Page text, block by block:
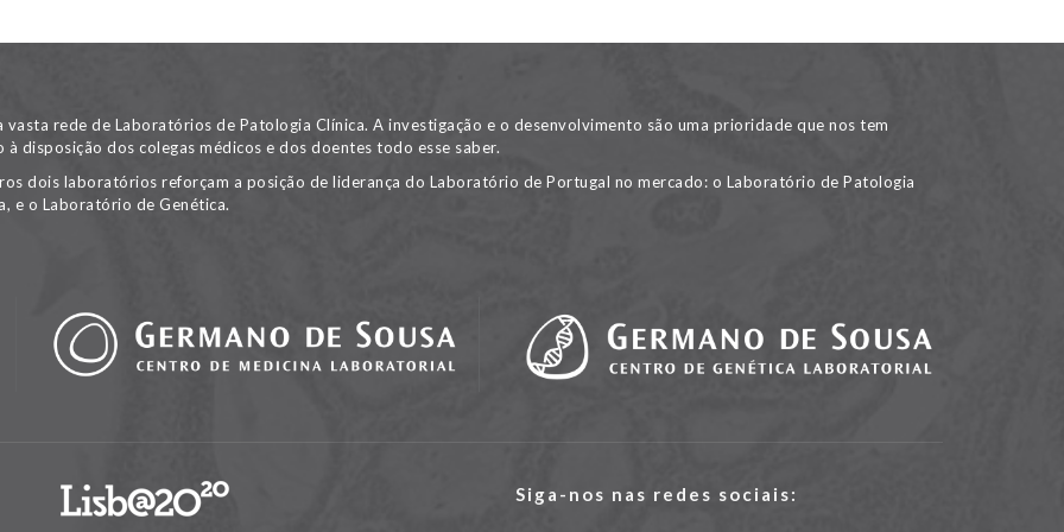
vasta rede de Laboratórios de Patologia Clínica. A investigação e o desenvolvimento são uma prioridade que nos tem
disposição dos colegas médicos e dos doentes todo esse saber.
dois laboratórios reforçam a posição de liderança do Laboratório de Portugal no mercado: o Laboratório de Patologia
e o Laboratório de Genética.
Siga-nos nas redes sociais: